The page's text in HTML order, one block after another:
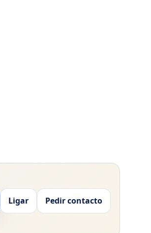
Ligar Pedir contacto